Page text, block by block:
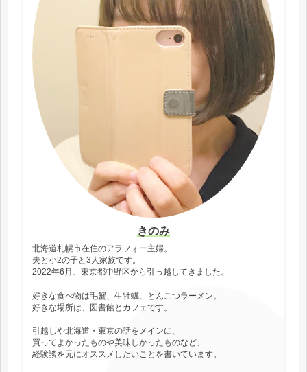
きのみ
北海道札幌市在住のアラフォー主婦。
夫と小2の子と3人家族です。
2022年6月、東京都中野区から引っ越してきました。
好きな食べ物は毛蟹、生牡蠣、とんこつラーメン。
好きな場所は、図書館とカフェです。
引越しや北海道・東京の話をメインに、
買ってよかったものや美味しかったものなど、
経験談を元にオススメしたいことを書いています。